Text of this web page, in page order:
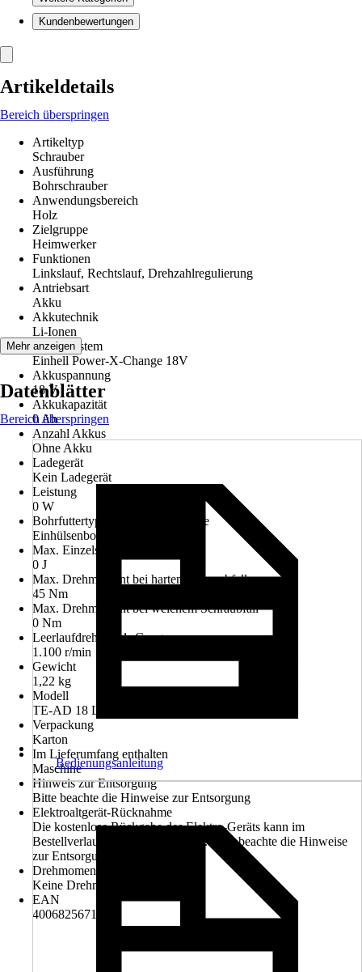
Kundenbewertungen
Artikeldetails
Bereich überspringen
Artikeltyp
Schrauber
Ausführung
Bohrschrauber
Anwendungsbereich
Holz
Zielgruppe
Heimwerker
Funktionen
Linkslauf, Rechtslauf, Drehzahlregulierung
Antriebsart
Akku
Akkutechnik
Li-Ionen
Akku-System
Einhell Power-X-Change 18V
Akkuspannung
18 V
Akkukapazität
0 Ah
Anzahl Akkus
Ohne Akku
Ladegerät
Kein Ladegerät
Leistung
0 W
Bohrfuttertyp/ Werkzeugaufnahme
Einhülsenbohrfutter
Max. Einzelschlagenergie
0 J
Max. Drehmoment bei hartem Schraubfall
45 Nm
Max. Drehmoment bei weichem Schraubfall
0 Nm
Leerlaufdrehzahl 1. Gang
1.100 r/min
Gewicht
1,22 kg
Modell
TE-AD 18 Li - Solo
Verpackung
Karton
Im Lieferumfang enthalten
Maschine
Hinweis zur Entsorgung
Bitte beachte die Hinweise zur Entsorgung
Elektroaltgerät-Rücknahme
Die kostenlose Rückgabe des Elektro-Geräts kann im
Bestellverlauf ausgewählt werden. Bitte beachte die Hinweise
zur Entsorgung.
Drehmomentstufen
Keine Drehmomentstufen
EAN
4006825671995
Mehr anzeigen
Datenblätter
Bereich überspringen
Bedienungsanleitung